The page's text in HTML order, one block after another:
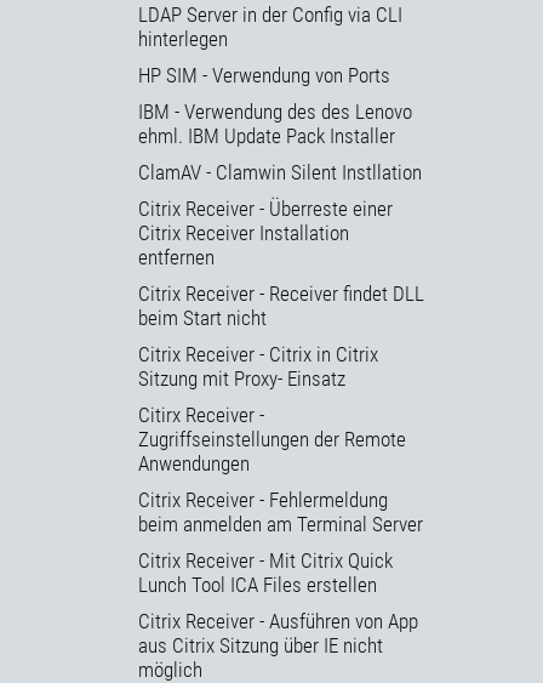
LDAP Server in der Config via CLI
hinterlegen
HP SIM - Verwendung von Ports
IBM - Verwendung des des Lenovo
ehml. IBM Update Pack Installer
ClamAV - Clamwin Silent Instllation
Citrix Receiver - Überreste einer
Citrix Receiver Installation
entfernen
Citrix Receiver - Receiver findet DLL
beim Start nicht
Citrix Receiver - Citrix in Citrix
Sitzung mit Proxy- Einsatz
Citirx Receiver -
Zugriffseinstellungen der Remote
Anwendungen
Citrix Receiver - Fehlermeldung
beim anmelden am Terminal Server
Citrix Receiver - Mit Citrix Quick
Lunch Tool ICA Files erstellen
Citrix Receiver - Ausführen von App
aus Citrix Sitzung über IE nicht
möglich